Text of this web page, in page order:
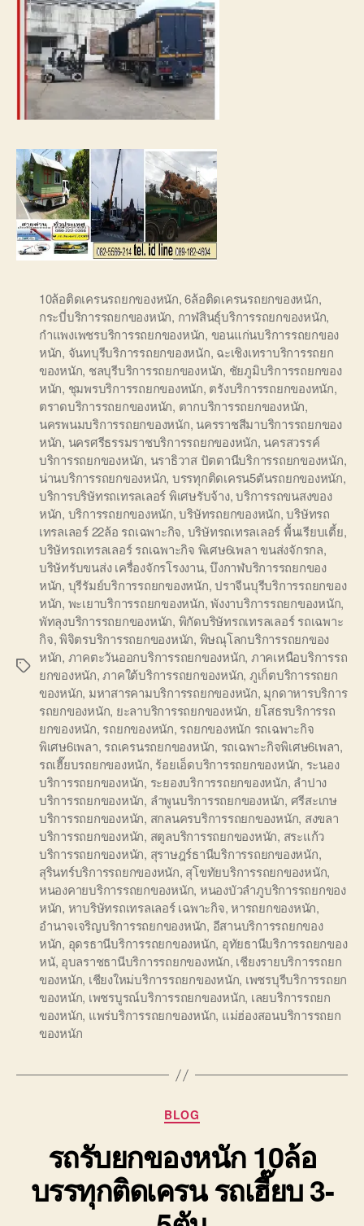
Tags
10ล้อติดเครนรถยกของหนัก,6ล้อติดเครนรถยกของหนัก,
กระบี่บริการรถยกของหนัก, กาฬสินธุ์บริการรถยกของหนัก,
กำแพงเพชรบริการรถยกของหนัก, ขอนแก่นบริการรถยกของ
หนัก, จันทบุรีบริการรถยกของหนัก, ฉะเชิงเทราบริการรถยก
ของหนัก, ชลบุรีบริการรถยกของหนัก, ชัยภูมิบริการรถยกของ
หนัก, ชุมพรบริการรถยกของหนัก, ตรังบริการรถยกของหนัก,
ตราดบริการรถยกของหนัก, ตากบริการรถยกของหนัก,
นครพนมบริการรถยกของหนัก, นครราชสีมาบริการรถยกของ
หนัก, นครศรีธรรมราชบริการรถยกของหนัก, นครสวรรค์
บริการรถยกของหนัก, นราธิวาส ปัตตานีบริการรถยกของหนัก,
น่านบริการรถยกของหนัก, บรรทุกติดเครน5ตันรถยกของหนัก,
บริการบริษัทรถเทรลเลอร์ พิเศษรับจ้าง,บริการรถขนสงของ
หนัก, บริการรถยกของหนัก,บริษัทรถยกของหนัก,บริษัทรถ
เทรลเลอร์ 22ล้อ รถเฉพาะกิจ, บริษัทรถเทรลเลอร์ พื้นเรียบเตี้ย,
บริษัทรถเทรลเลอร์ รถเฉพาะกิจ พิเศษ6เพลา ขนส่งจักรกล,
บริษัทรับขนส่ง เครื่องจักรโรงงาน,บึงกาฬบริการรถยกของ
หนัก, บุรีรัมย์บริการรถยกของหนัก,ปราจีนบุรีบริการรถยกของ
หนัก, พะเยาบริการรถยกของหนัก,พังงาบริการรถยกของหนัก,
พัทลุงบริการรถยกของหนัก, พิกัดบริษัทรถเทรลเลอร์ รถเฉพาะ
กิจ,พิจิตรบริการรถยกของหนัก, พิษณุโลกบริการรถยกของ
หนัก, ภาคตะวันออกบริการรถยกของหนัก, ภาคเหนือบริการรถ
ยกของหนัก,ภาคใต้บริการรถยกของหนัก, ภูเก็ตบริการรถยก
ของหนัก, มหาสารคามบริการรถยกของหนัก, มุกดาหารบริการ
รถยกของหนัก, ยะลาบริการรถยกของหนัก, ยโสธรบริการรถ
ยกของหนัก, รถยกของหนัก, รถยกของหนัก รถเฉพาะกิจ
พิเศษ6เพลา, รถเครนรถยกของหนัก, รถเฉพาะกิจพิเศษ6เพลา,
รถเฮี๊ยบรถยกของหนัก, ร้อยเอ็ดบริการรถยกของหนัก, ระนอง
บริการรถยกของหนัก, ระยองบริการรถยกของหนัก, ลำปาง
บริการรถยกของหนัก, ลำพูนบริการรถยกของหนัก, ศรีสะเกษ
บริการรถยกของหนัก, สกลนครบริการรถยกของหนัก, สงขลา
บริการรถยกของหนัก, สตูลบริการรถยกของหนัก, สระแก้ว
บริการรถยกของหนัก, สุราษฎร์ธานีบริการรถยกของหนัก,
สุรินทร์บริการรถยกของหนัก, สุโขทัยบริการรถยกของหนัก,
หนองคายบริการรถยกของหนัก, หนองบัวลำภูบริการรถยกของ
หนัก, หาบริษัทรถเทรลเลอร์ เฉพาะกิจ,หารถยกของหนัก,
อำนาจเจริญบริการรถยกของหนัก, อีสานบริการรถยกของ
หนัก, อุดรธานีบริการรถยกของหนัก, อุทัยธานีบริการรถยกของ
หนั, อุบลราชธานีบริการรถยกของหนัก, เชียงรายบริการรถยก
ของหนัก, เชียงใหม่บริการรถยกของหนัก, เพชรบุรีบริการรถยก
ของหนัก, เพชรบูรณ์บริการรถยกของหนัก, เลยบริการรถยก
ของหนัก, แพร่บริการรถยกของหนัก, แม่ฮ่องสอนบริการรถยก
ของหนัก
Categories
BLOG
รถรับยกของหนัก 10ล้อ
บรรทุกติดเครน รถเฮี๊ยบ 3-